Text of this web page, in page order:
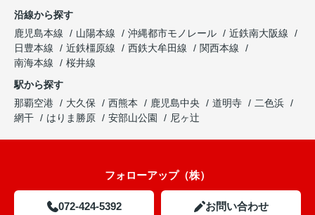
沿線から探す
鹿児島本線
山陽本線 沖縄都市モノレール
近鉄南大阪線
日豊本線
近鉄橿原線 西鉄大牟田線
関西本線
南海本線
桜井線
駅から探す
那覇空港
大久保 西熊本 鹿児島中央 道明寺
二色浜
網干
はりま勝原 安部山公園 尼ヶ辻
フォローアップ（株）
072-424-5392 お問い合わせ